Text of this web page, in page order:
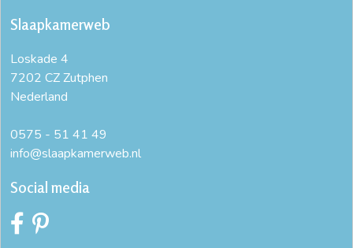
Slaapkamerweb
Loskade 4
7202 CZ Zutphen
Nederland
0575 - 51 41 49
info@slaapkamerweb.nl
Social media